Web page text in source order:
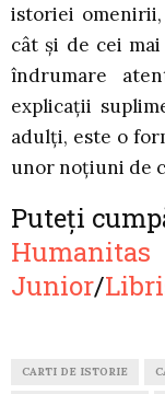
istoriei omenirii,
cât și de cei
îndrumare
explicații
adulți, este o
unor noțiuni de
Puteți
Humanitas
Junior/
CARTI DE ISTORIE